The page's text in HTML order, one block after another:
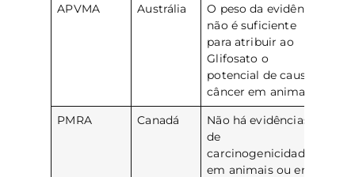
APVMA
Austrália
O peso da evidência
não é suficiente
para atribuir ao
Glifosato o
potencial de causar
câncer em animais
PMRA
Canadá
Não há evidências
de
carcinogenicidade
em animais ou em